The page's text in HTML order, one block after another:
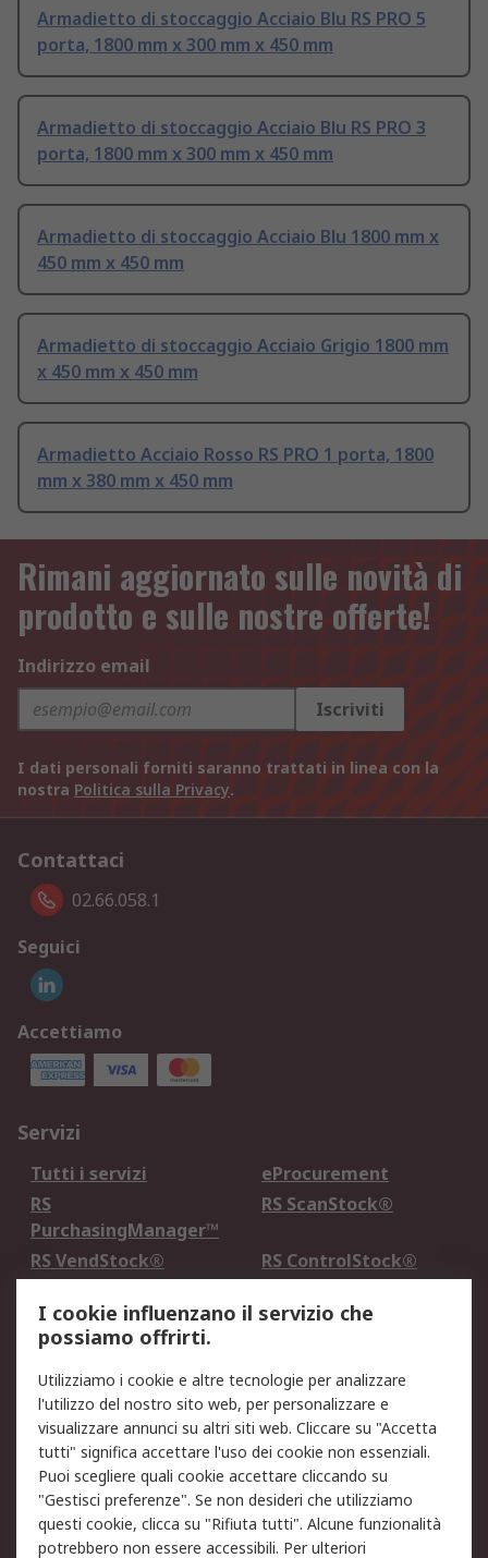
Armadietto di stoccaggio Acciaio Blu RS PRO 5
porta, 1800 mm x 300 mm x 450 mm
Armadietto di stoccaggio Acciaio Blu RS PRO 3
porta, 1800 mm x 300 mm x 450 mm
Armadietto di stoccaggio Acciaio Blu 1800 mm x
450 mm x 450 mm
Armadietto di stoccaggio Acciaio Grigio 1800 mm
x 450 mm x 450 mm
Armadietto Acciaio Rosso RS PRO 1 porta, 1800
mm x 380 mm x 450 mm
Rimani aggiornato sulle novità di
prodotto e sulle nostre offerte!
Indirizzo email
Iscriviti
I dati personali forniti saranno trattati in linea con la
nostra Politica sulla Privacy.
Contattaci
02.66.058.1
Seguici
Accettiamo
Servizi
Tutti i servizi
eProcurement
RS
PurchasingManager™
RS ScanStock®
RS VendStock®
RS ControlStock®
Legale
Informativa Cookie
Informativa Privacy -
Aggiornata
Email Security
Termini d'uso
Condizioni di vendita
Condizioni generali di
servizio
Etica e responsabilità
I cookie influenzano il servizio che
possiamo offrirti.
Utilizziamo i cookie e altre tecnologie per analizzare
l'utilizzo del nostro sito web, per personalizzare e
visualizzare annunci su altri siti web. Cliccare su "Accetta
tutti" significa accettare l'uso dei cookie non essenziali.
Puoi scegliere quali cookie accettare cliccando su
"Gestisci preferenze". Se non desideri che utilizziamo
questi cookie, clicca su "Rifiuta tutti". Alcune funzionalità
potrebbero non essere accessibili. Per ulteriori